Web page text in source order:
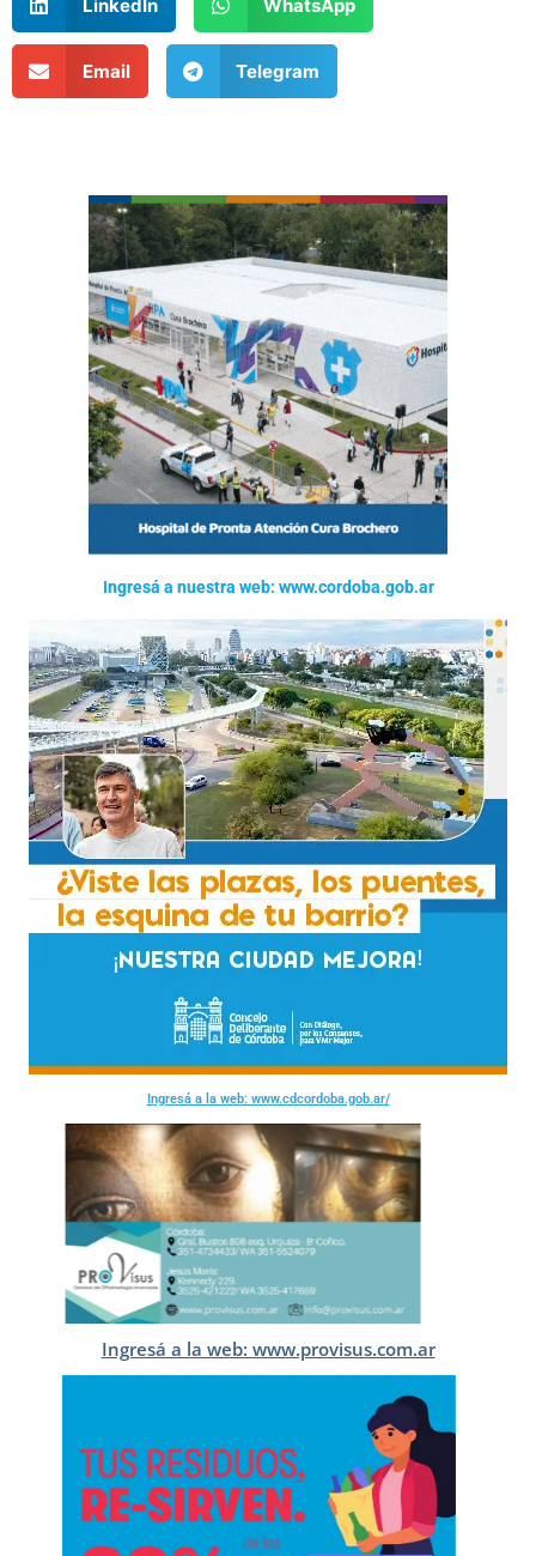
LinkedIn WhatsApp
Email Telegram
Ingresá a nuestra web: www.cordoba.gob.ar
Ingresá a la web: www.cdcordoba.gob.ar/
Ingresá a la web: www.provisus.com.ar